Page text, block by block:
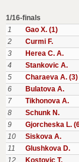
1/16-finals
1
Gao X. (1)
2
Curmi F.
3
Herea C. A.
4
Stankovic A.
5
Charaeva A. (3)
6
Bulatova A.
7
Tikhonova A.
8
Schunk N.
9
Gjorcheska L.
10
Siskova A.
11
Glushkova D.
12
Kostovic T.